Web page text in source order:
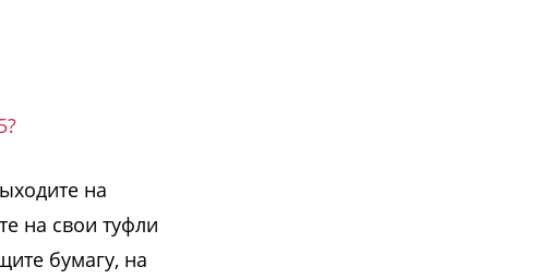
на
на свои туфли
бумагу, на